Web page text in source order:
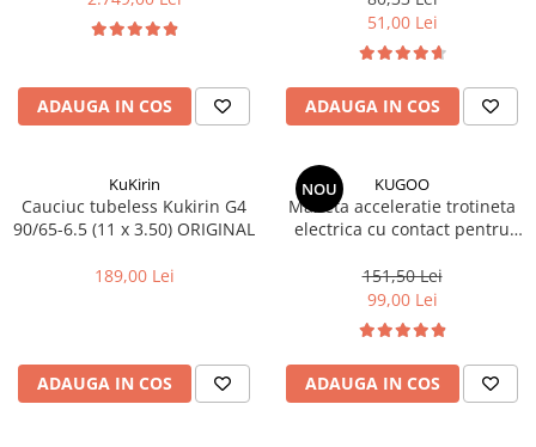
maxima 55km
ADAUGA IN COS
51,00 Lei
ADAUGA IN COS
KuKirin
Cauciuc tubeless Kukirin G4
90/65-6.5 (11 x 3.50) ORIGINAL
189,00 Lei
ADAUGA IN COS
NOU KUGOO
Maneta acceleratie trotineta
electrica cu contact pentru
2025)/G2 MAX (2024)
151,50 Lei
99,00 Lei
ADAUGA IN COS